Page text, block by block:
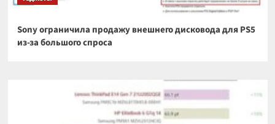
Sony ограничила продажу внешнего дисковода для PS5
из-за большого спроса